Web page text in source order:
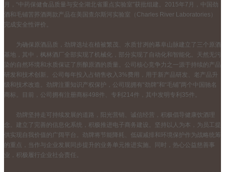
月，“中药保健食品质量与安全湖北省重点实验室”获批组建。2015年7月，中国劲
酒和毛铺苦荞酒两款产品在美国查尔斯河实验室（Charles River Laboratories）
完成安全性评价。
为确保原酒品质，劲牌选址在植被繁茂、水质甘冽的幕阜山脉建立了三个原酒
基地，其中，枫林酒厂全部实现了机械化，部分实现了自动化和智能化。天然无污
染的自然环境和水质保证了所酿原酒的质量。公司核心竞争力之一源于持续的产品
研发和技术创新。公司每年投入占销售收入3%费用，用于新产品研发、老产品升
级和技术改造。劲牌注重知识产权保护，公司现拥有“劲牌”和“毛铺”两个中国驰名
商标。目前，公司拥有注册商标498件、专利214件，其中发明专利35件。
劲牌坚持走可持续发展的道路，阳光营销、诚信经营，积极倡导健康饮酒理
念。建立了完善的信息化系统，积极推进电子商务建设。坚持以人为本，为员工提
供实现自我价值的广阔平台。劲牌将节能降耗、低碳减排和环境保护作为战略统筹
的重点，当作与企业发展同步提升的业务单元推进实施。同时，热心公益慈善事
业，积极履行企业社会责任。